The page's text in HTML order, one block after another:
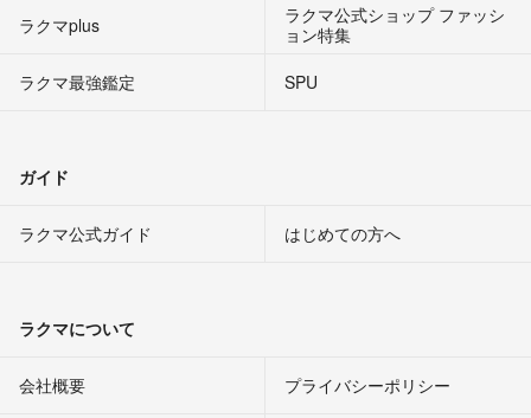
ラクマplus
ラクマ公式ショップ ファッシ
ョン特集
ラクマ最強鑑定
SPU
ガイド
ラクマ公式ガイド はじめての方へ
ラクマについて
会社概要 プライバシーポリシー